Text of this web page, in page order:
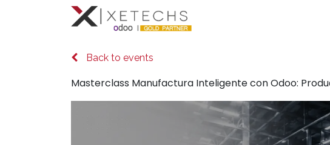
Back to events
Masterclass Manufactura Inteligente con Odoo: